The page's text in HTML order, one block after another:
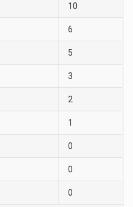
10
6
5
3
2
1
0
0
0